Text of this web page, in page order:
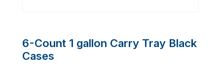
6-Count 1 gallon Carry Tray Black
Cases